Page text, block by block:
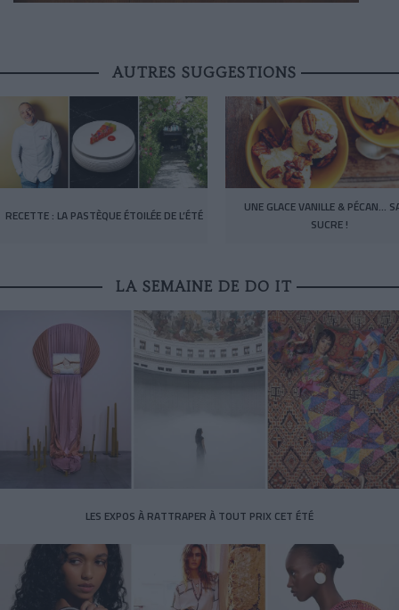
AUTRES SUGGESTIONS
RECETTE : LA PASTÈQUE ÉTOILÉE DE L’ÉTÉ
UNE GLACE VANILLE & PÉCAN…
SUCRE !
LA SEMAINE DE DO IT
LES EXPOS À RATTRAPER À TOUT PRIX CET ÉTÉ